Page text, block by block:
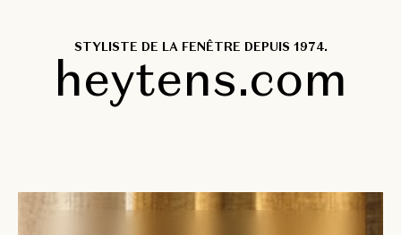
STYLISTE DE LA FENÊTRE DEPUIS 1974.
heytens.com